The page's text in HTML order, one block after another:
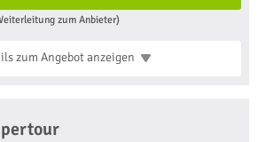
zum Anbieter)
zum Angebotanzeigen